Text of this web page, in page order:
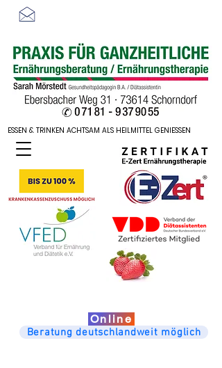
ESSEN & TRINKEN ACHTSAM ALS HEILMITTEL GENIESSEN
ESSEN & TRINKEN ACHTSAM ALS HEILMITTEL GENIESSEN
Online
Beratung deutschlandweit möglich